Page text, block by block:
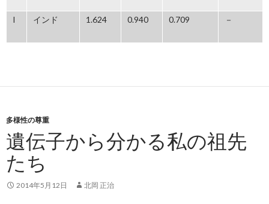
I インド 1.624 0.940 0.709 －
多様性の尊重
遺伝子から分かる私の祖先
たち
2014年5月12日 北岡 正治